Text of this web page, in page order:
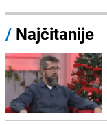
/ Najčitanije